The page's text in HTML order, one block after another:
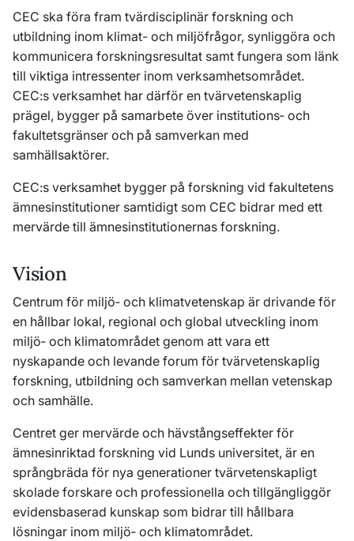
CEC ska föra fram tvärdisciplinär forskning och
utbildning inom klimat- och miljöfrågor, synliggöra och
kommunicera forskningsresultat samt fungera som länk
till viktiga intressenter inom verksamhetsområdet.
CEC:s verksamhet har därför en tvärvetenskaplig
prägel, bygger på samarbete över institutions‐ och
fakultetsgränser och på samverkan med
samhällsaktörer.
CEC:s verksamhet bygger på forskning vid fakultetens
ämnesinstitutioner samtidigt som CEC bidrar med ett
mervärde till ämnesinstitutionernas forskning.
Vision
Centrum för miljö‐ och klimatvetenskap är drivande för
en hållbar lokal, regional och global utveckling inom
miljö‐ och klimatområdet genom att vara ett
nyskapande och levande forum för tvärvetenskaplig
forskning, utbildning och samverkan mellan vetenskap
och samhälle.
Centret ger mervärde och hävstångseffekter för
ämnesinriktad forskning vid Lunds universitet, är en
språngbräda för nya generationer tvärvetenskapligt
skolade forskare och professionella och tillgängliggör
evidensbaserad kunskap som bidrar till hållbara
lösningar inom miljö‐ och klimatområdet.